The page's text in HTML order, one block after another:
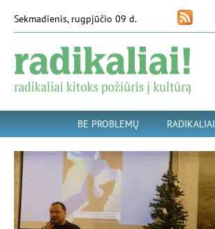
Sekmadienis, rugpjūčio 09 d.
BE PROBLEMŲ RADIKALIAI